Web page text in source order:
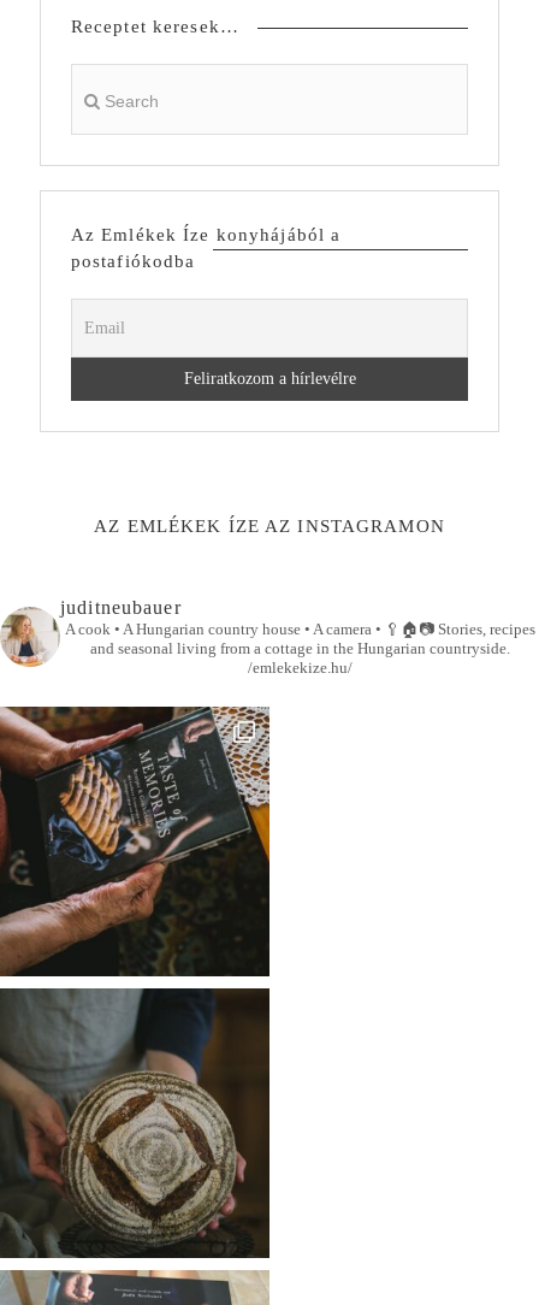
Receptet keresek…
Az Emlékek Íze konyhájából a
postafiókodba
AZ EMLÉKEK ÍZE AZ INSTAGRAMON
juditneubauer
A cook • A Hungarian country house • A camera • 🥄🏠📷Stories, recipes
and seasonal living from a cottage in the Hungarian countryside.
/emlekekize.hu/